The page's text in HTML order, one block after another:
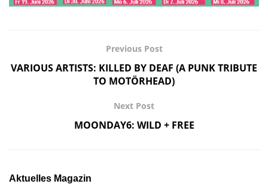
Previous Post
VARIOUS ARTISTS: KILLED BY DEAF (A PUNK TRIBUTE
TO MOTÖRHEAD)
Next Post
MOONDAY6: WILD + FREE
Aktuelles Magazin